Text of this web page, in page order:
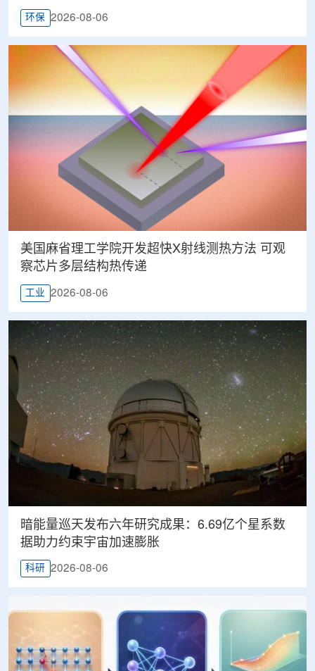
环保 2026-08-06
美国麻省理工学院开发超快X射线测热方法 可观
察芯片多层结构热传递
工业 2026-08-06
暗能量巡天发布六年研究成果：6.69亿个星系数
据助力约束宇宙加速膨胀
科研 2026-08-06